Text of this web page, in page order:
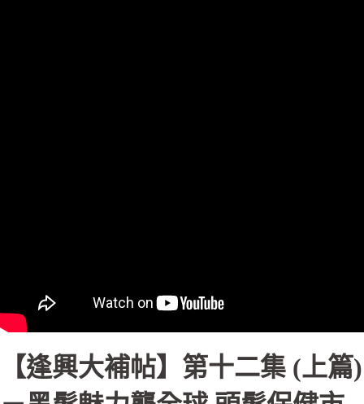
【逢興大補帖】第十二集 (上篇)